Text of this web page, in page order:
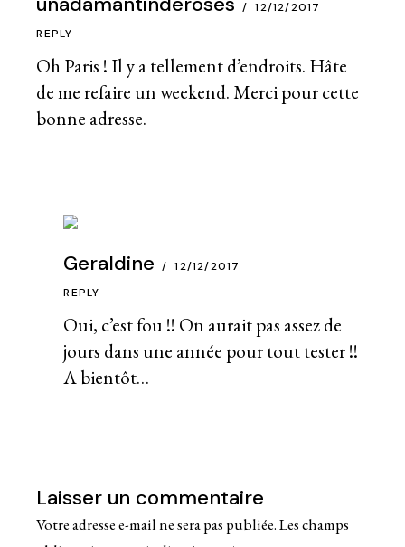
12/12/2017
Oh Paris ! Il y a tellement d’endroits. Hâte
de me refaire un weekend. Merci pour cette
bonne adresse.
REPLY
Geraldine 12/12/2017
Oui, c’est fou !! On aurait pas assez de
jours dans une année pour tout tester !!
A bientôt…
REPLY
Laisser un commentaire
Votre adresse e-mail ne sera pas publiée.Les champs